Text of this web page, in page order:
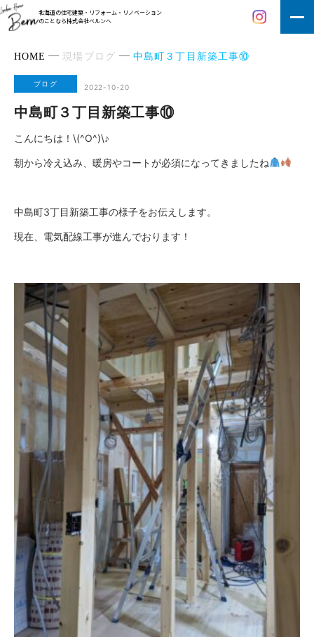
北海道の住宅建築・リフォーム・リノベーション
のことなら株式会社ベルンへ
HOME 現場ブログ 中島町３丁目新築工事⑩
ブログ 2022-10-20
中島町３丁目新築工事⑩
こんにちは！\(^O^)\♪
朝から冷え込み、暖房やコートが必須になってきましたね
中島町3丁目新築工事の様子をお伝えします。
現在、電気配線工事が進んでおります！